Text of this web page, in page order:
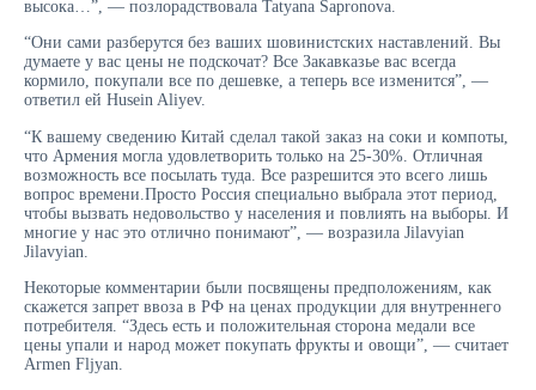
высока…”, — позлорадствовала Tatyana Sapronova.
“Они сами разберутся без ваших шовинистских наставлений. Вы
думаете у вас цены не подскочат? Все Закавказье вас всегда
кормило, покупали все по дешевке, а теперь все изменится”, —
ответил ей Husein Aliyev.
“К вашему сведению Китай сделал такой заказ на соки и компоты,
что Армения могла удовлетворить только на 25-30%. Отличная
возможность все посылать туда. Все разрешится это всего лишь
вопрос времени.Просто Россия специально выбрала этот период,
чтобы вызвать недовольство у населения и повлиять на выборы. И
многие у нас это отлично понимают”, — возразила Jilavyian
Jilavyian.
Некоторые комментарии были посвящены предположениям, как
скажется запрет ввоза в РФ на ценах продукции для внутреннего
потребителя. “Здесь есть и положительная сторона медали все
цены упали и народ может покупать фрукты и овощи”, — считает
Armen Fljyan.